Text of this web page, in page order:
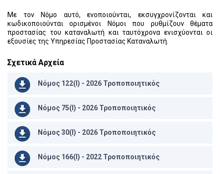
Με τον Νόμο αυτό, ενοποιούνται, εκσυγχρονίζονται και
κωδικοποιούνται ορισμένοι Νόμοι που ρυθμίζουν θέματα
προστασίας του καταναλωτή και ταυτόχρονα ενισχύονται οι
εξουσίες της Υπηρεσίας Προστασίας Καταναλωτή.
Σχετικά Αρχεία
Νόμος 122(Ι) - 2026 Τροποποιητικός
Νόμος 75(Ι) - 2026 Τροποποιητικός
Νόμος 30(Ι) - 2026 Τροποποιητικός
Νόμος 166(Ι) - 2022 Τροποποιητικός